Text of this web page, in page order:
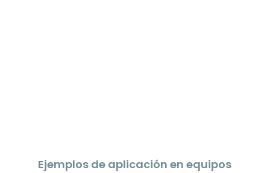
Ejemplos de aplicación en equipos